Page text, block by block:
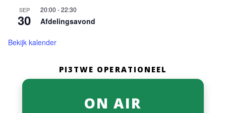
SEP
30
20:00 -22:30
Afdelingsavond
Bekijk kalender
PI3TWE OPERATIONEEL
ON AIR